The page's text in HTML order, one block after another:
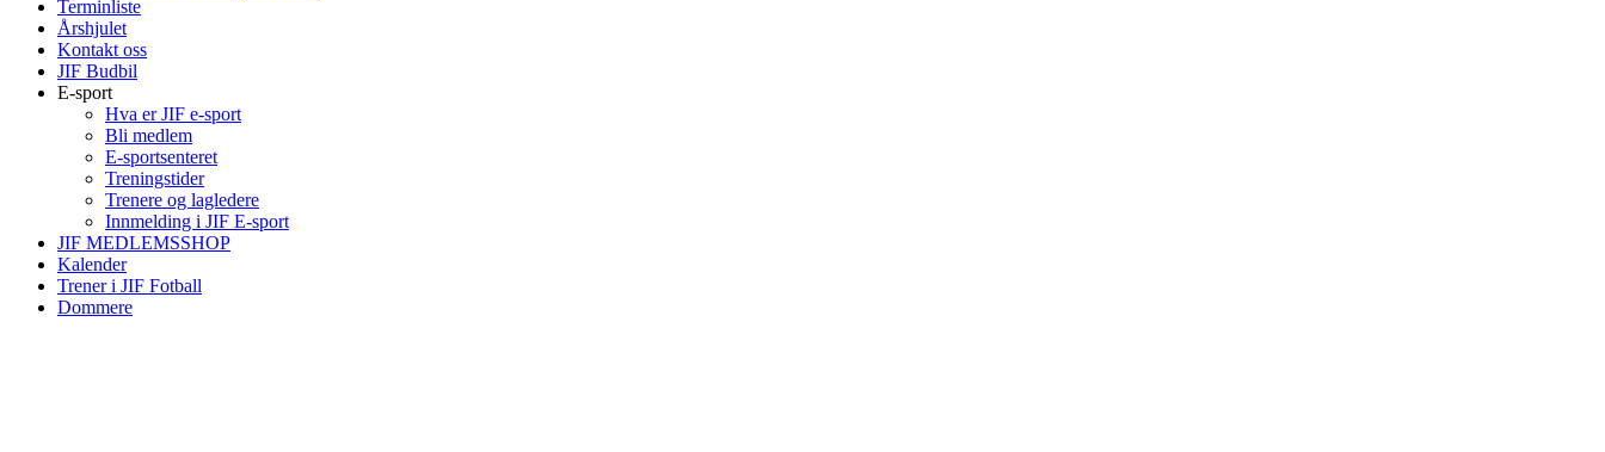
Terminliste
Årshjulet
Kontakt oss
JIF Budbil
E-sport
Hva er JIF e-sport
Bli medlem
E-sportsenteret
Treningstider
Trenere og lagledere
Innmelding i JIF E-sport
JIF MEDLEMSSHOP
Kalender
Trener i JIF Fotball
Dommere